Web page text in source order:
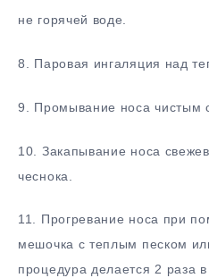
не горячей воде.
8. Паровая ингаляция над
9. Промывание носа чистым
10. Закапывание носа
чеснока.
11. Прогревание носа при
мешочка с теплым песком
процедура делается 2 раза